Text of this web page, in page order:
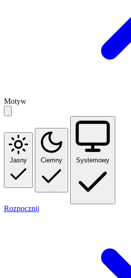
Motyw
Jasny Ciemny Systemowy
Rozpocznij